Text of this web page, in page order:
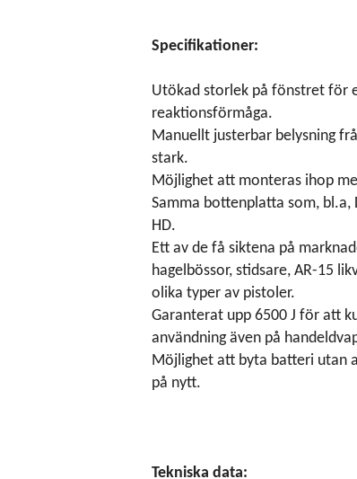
Specifikationer:
Utökad storlek på fönstret för
reaktionsförmåga.
Manuellt justerbar belysning
stark.
Möjlighet att monteras ihop
Samma bottenplatta som,
HD.
Ett av de få siktena på
hagelbössor, stidsare, AR-15
olika typer av pistoler.
Garanterat upp 6500 J för att
användning även på
Möjlighet att byta batteri utan
på nytt.
Tekniska data: